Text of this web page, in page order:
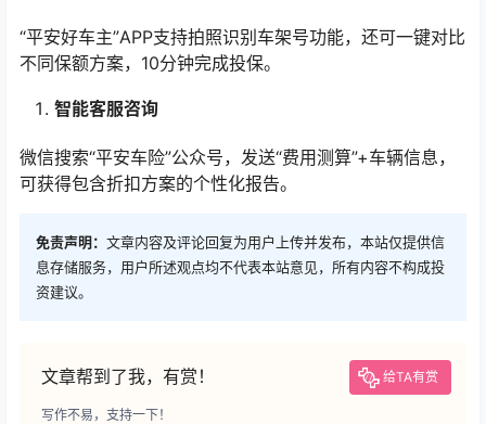
“平安好车主”APP支持拍照识别车架号功能，还可一键对比
不同保额方案，10分钟完成投保。
智能客服咨询
微信搜索“平安车险”公众号，发送“费用测算”+车辆信息，
可获得包含折扣方案的个性化报告。
免责声明： 文章内容及评论回复为用户上传并发布，本站仅提供信
息存储服务，用户所述观点均不代表本站意见，所有内容不构成投
资建议。
文章帮到了我，有赏！ 给TA有赏
写作不易，支持一下！